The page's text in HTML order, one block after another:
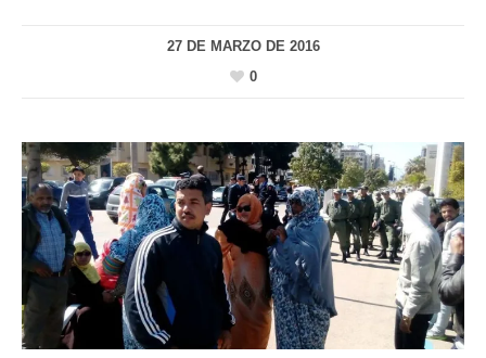
27 DE MARZO DE 2016
0